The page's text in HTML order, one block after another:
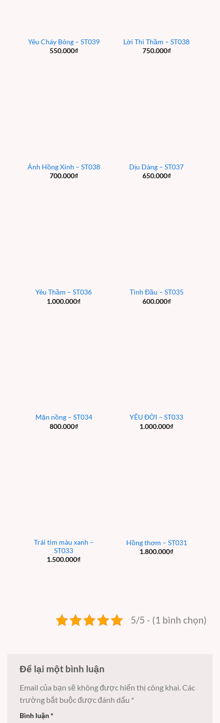
Yêu Cháy Bỏng – ST039
550.000₫
Lời Thì Thầm – ST038
750.000₫
Ánh Hồng Xinh – ST038
700.000₫
Dịu Dàng – ST037
650.000₫
Yêu Thầm – ST036
1.000.000₫
Tình Đầu – ST035
600.000₫
Mặn nồng – ST034
800.000₫
YÊU ĐỜI – ST033
1.000.000₫
Trái tim màu xanh –
ST033
1.500.000₫
Hồng thơm – ST031
1.800.000₫
5/5 - (1 bình chọn)
Để lại một bình luận
Email của bạn sẽ không được hiển thị công khai. Các
trường bắt buộc được đánh dấu *
Bình luận*